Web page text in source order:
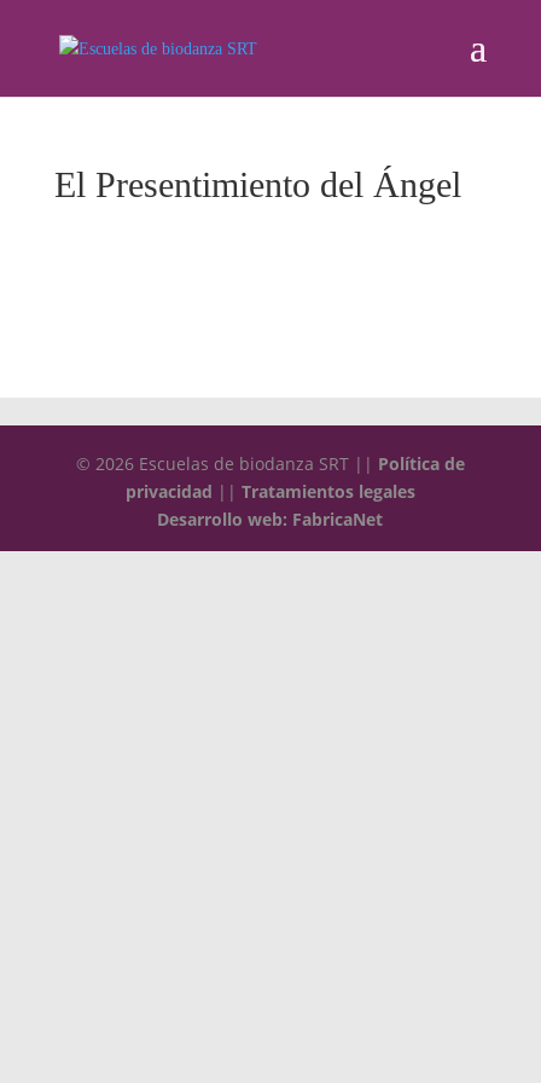
El Presentimiento del Ángel
© 2026 Escuelas de biodanza SRT || Política de
privacidad || Tratamientos legales
Desarrollo web: FabricaNet